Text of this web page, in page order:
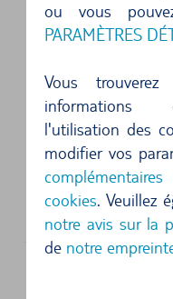
ou vous
PARAMÈTRES
Vous
informations
l'utilisation des
modifier vos
cookies. Veuillez
notre avis sur la
de notre
LES AGENCES DE
Adresse physique
Europcar
Marrakech Menara
Marrakech